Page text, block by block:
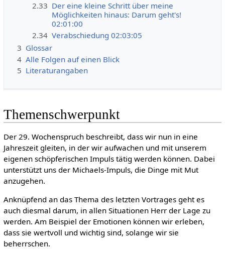
2.33 Der eine kleine Schritt über meine
Möglichkeiten hinaus: Darum geht's!
02:01:00
2.34 Verabschiedung 02:03:05
3 Glossar
4 Alle Folgen auf einen Blick
5 Literaturangaben
Themenschwerpunkt
Der 29. Wochenspruch beschreibt, dass wir nun in eine
Jahreszeit gleiten, in der wir aufwachen und mit unserem
eigenen schöpferischen Impuls tätig werden können. Dabei
unterstützt uns der Michaels-Impuls, die Dinge mit Mut
anzugehen.
Anknüpfend an das Thema des letzten Vortrages geht es
auch diesmal darum, in allen Situationen Herr der Lage zu
werden. Am Beispiel der Emotionen können wir erleben,
dass sie wertvoll und wichtig sind, solange wir sie
beherrschen.